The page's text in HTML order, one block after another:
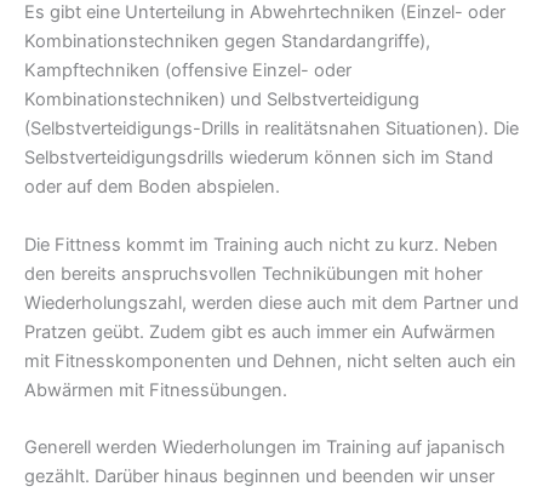
Es gibt eine Unterteilung in Abwehrtechniken (Einzel- oder
Kombinationstechniken gegen Standardangriffe),
Kampftechniken (offensive Einzel- oder
Kombinationstechniken) und Selbstverteidigung
(Selbstverteidigungs-Drills in realitätsnahen Situationen). Die
Selbstverteidigungsdrills wiederum können sich im Stand
oder auf dem Boden abspielen.
Die Fittness kommt im Training auch nicht zu kurz. Neben
den bereits anspruchsvollen Technikübungen mit hoher
Wiederholungszahl, werden diese auch mit dem Partner und
Pratzen geübt. Zudem gibt es auch immer ein Aufwärmen
mit Fitnesskomponenten und Dehnen, nicht selten auch ein
Abwärmen mit Fitnessübungen.
Generell werden Wiederholungen im Training auf japanisch
gezählt. Darüber hinaus beginnen und beenden wir unser